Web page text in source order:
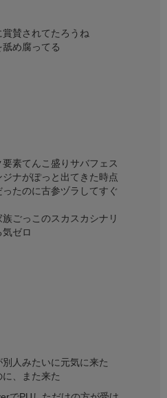
賛されてたろうね
め腐ってる
素てんこ盛りサバフェス
ナがぽっと出てきた時点
たのに古参ヅラしてすぐ
ごっこのスカスカシナリ
ゼロ
人みたいに元気に来た
、また来た